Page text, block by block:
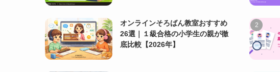
オンラインそろばん教室おすすめ
26選｜１級合格の小学生の親が徹
底比較【2026年】